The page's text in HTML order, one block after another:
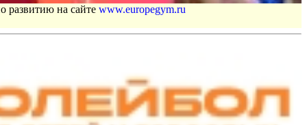
развитию на сайте www.europegym.ru